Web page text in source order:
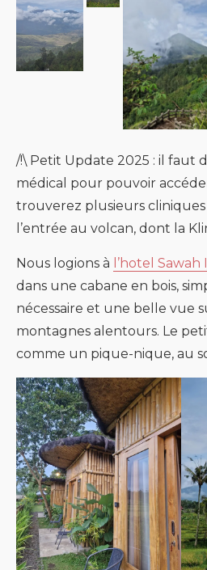
/!\ Petit Update 2025 : il faut
médical pour pouvoir
trouverez plusieurs
l’entrée au volcan, dont la
Nous logions à l’hotel Sawah
dans une cabane en bois,
nécessaire et une belle vue
montagnes alentours. Le
comme un pique-nique, au